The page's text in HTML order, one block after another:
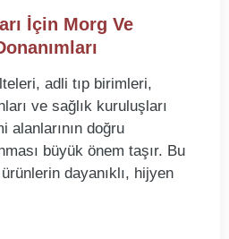
İçin Morg Ve
adli tıp birimleri,
ve sağlık kuruluşları
alanlarının doğru
büyük önem taşır. Bu
dayanıklı, hijyen